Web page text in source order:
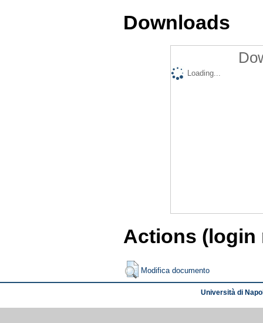
Downloads
Loading...
Actions (login
Modifica documento
Università di